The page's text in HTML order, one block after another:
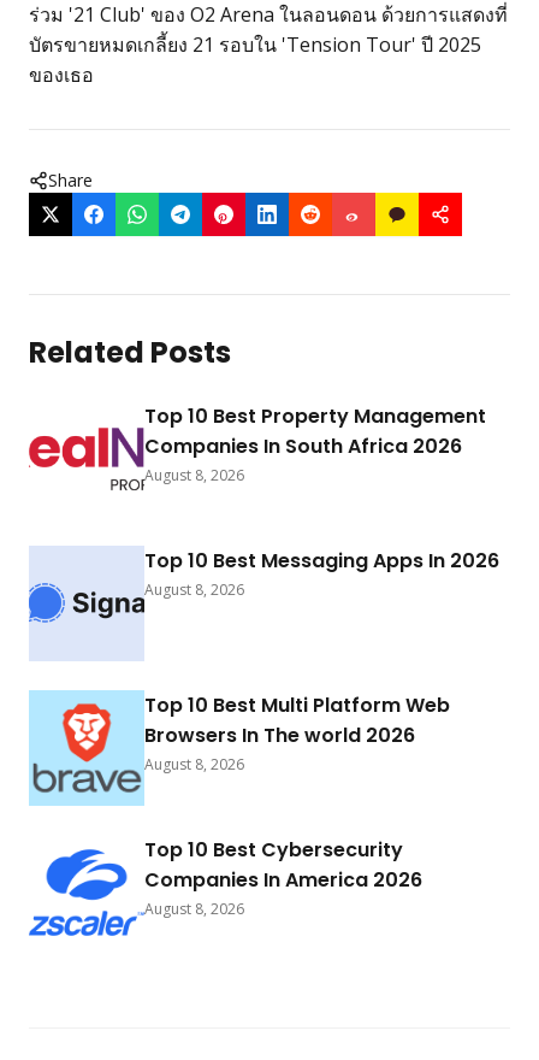
ร่วม '21 Club' ของ O2 Arena ในลอนดอน ด้วยการแสดงที่
บัตรขายหมดเกลี้ยง 21 รอบใน 'Tension Tour' ปี 2025
ของเธอ
Share
Related Posts
Top 10 Best Property Management
Companies In South Africa 2026
August 8, 2026
Top 10 Best Messaging Apps In 2026
August 8, 2026
Top 10 Best Multi Platform Web
Browsers In The world 2026
August 8, 2026
Top 10 Best Cybersecurity
Companies In America 2026
August 8, 2026